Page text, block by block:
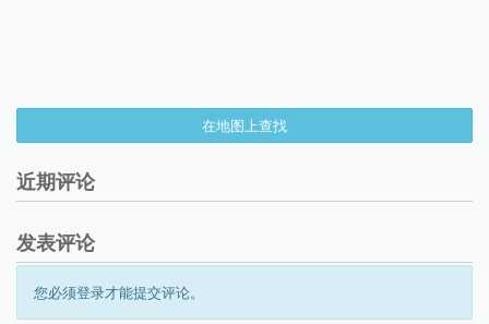
在地图上查找
近期评论
发表评论
您必须登录才能提交评论。